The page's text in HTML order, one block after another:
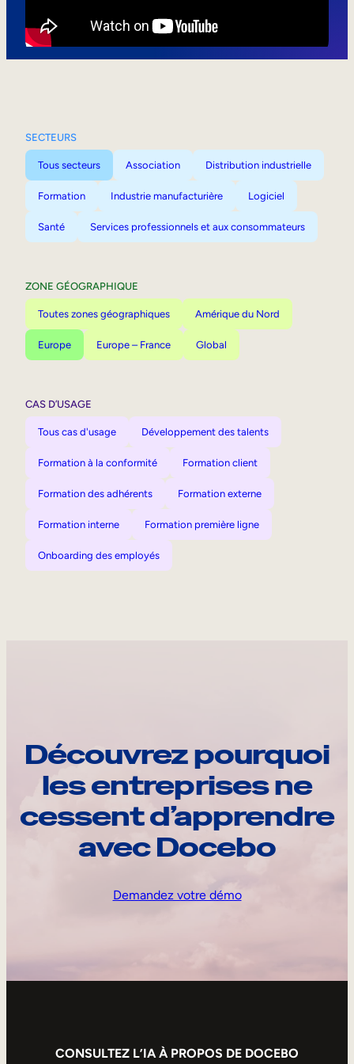
SECTEURS
Tous secteurs Association Distribution industrielle
Formation Industrie manufacturière Logiciel
Santé Services professionnels et aux consommateurs
ZONE GÉOGRAPHIQUE
Toutes zones géographiques Amérique du Nord
Europe Europe – France Global
CAS D’USAGE
Tous cas d'usage Développement des talents
Formation à la conformité Formation client
Formation des adhérents Formation externe
Formation interne Formation première ligne
Onboarding des employés
Découvrez pourquoi
les entreprises ne
cessent d’apprendre
avec Docebo
Demandez votre démo
CONSULTEZ L’IA À PROPOS DE DOCEBO